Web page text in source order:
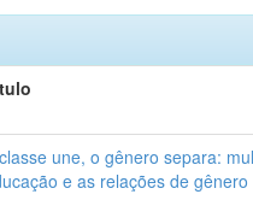
une, o gênero separa:
e as relações de gênero